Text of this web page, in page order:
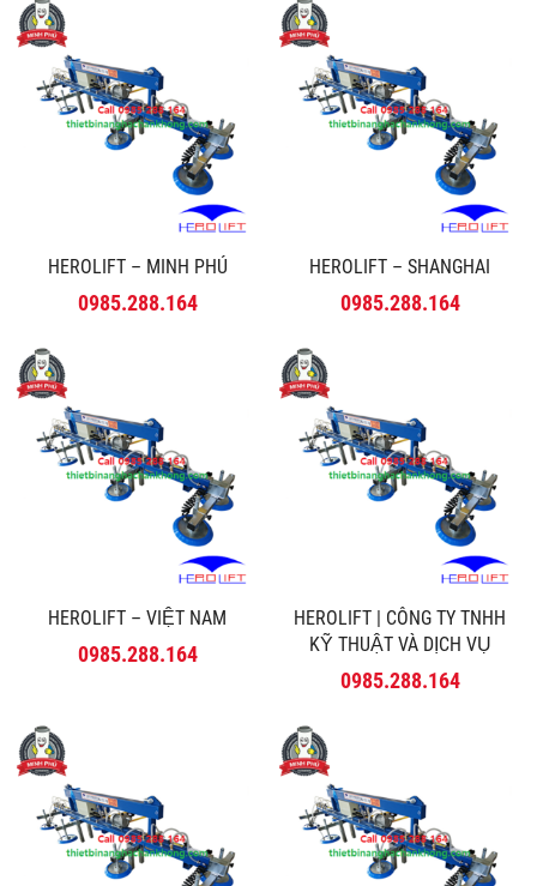
HEROLIFT – MINH PHÚ
0985.288.164
HEROLIFT – SHANGHAI
0985.288.164
HEROLIFT – VIỆT NAM
0985.288.164
HEROLIFT | CÔNG TY TNHH
KỸ THUẬT VÀ DỊCH VỤ
MINH PHÚ
0985.288.164